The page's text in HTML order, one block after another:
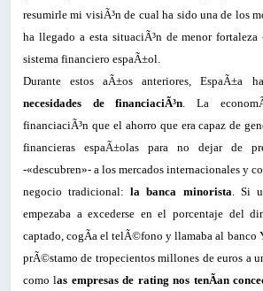
resumirle mi visiÃ³n de cual ha sido una de los
ha llegado a esta situaciÃ³n de menor
sistema financiero espaÃ±ol.
Durante estos aÃ±os anteriores, EspaÃ±a
necesidades de financiaciÃ³n. La
financiaciÃ³n que el ahorro que era capaz de
financieras espaÃ±olas para no dejar de
-«descubren»- a los mercados internacionales y
negocio tradicional:la banca minorista. Si
empezaba a excederse en el porcentaje del
captado, cogÃ­a el telÃ©fono y llamaba al banco
prÃ©stamo de tropecientos millones de euros a
como las empresas de rating nos tenÃ­an